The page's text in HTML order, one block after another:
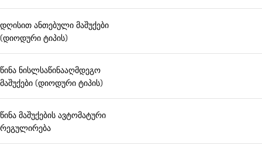
დღისით ანთებული მაშუქები
(დიოდური ტიპის)
წინა ნისლსაწინააღმდეგო
მაშუქები (დიოდური ტიპის)
წინა მაშუქების ავტომატური
რეგულირება